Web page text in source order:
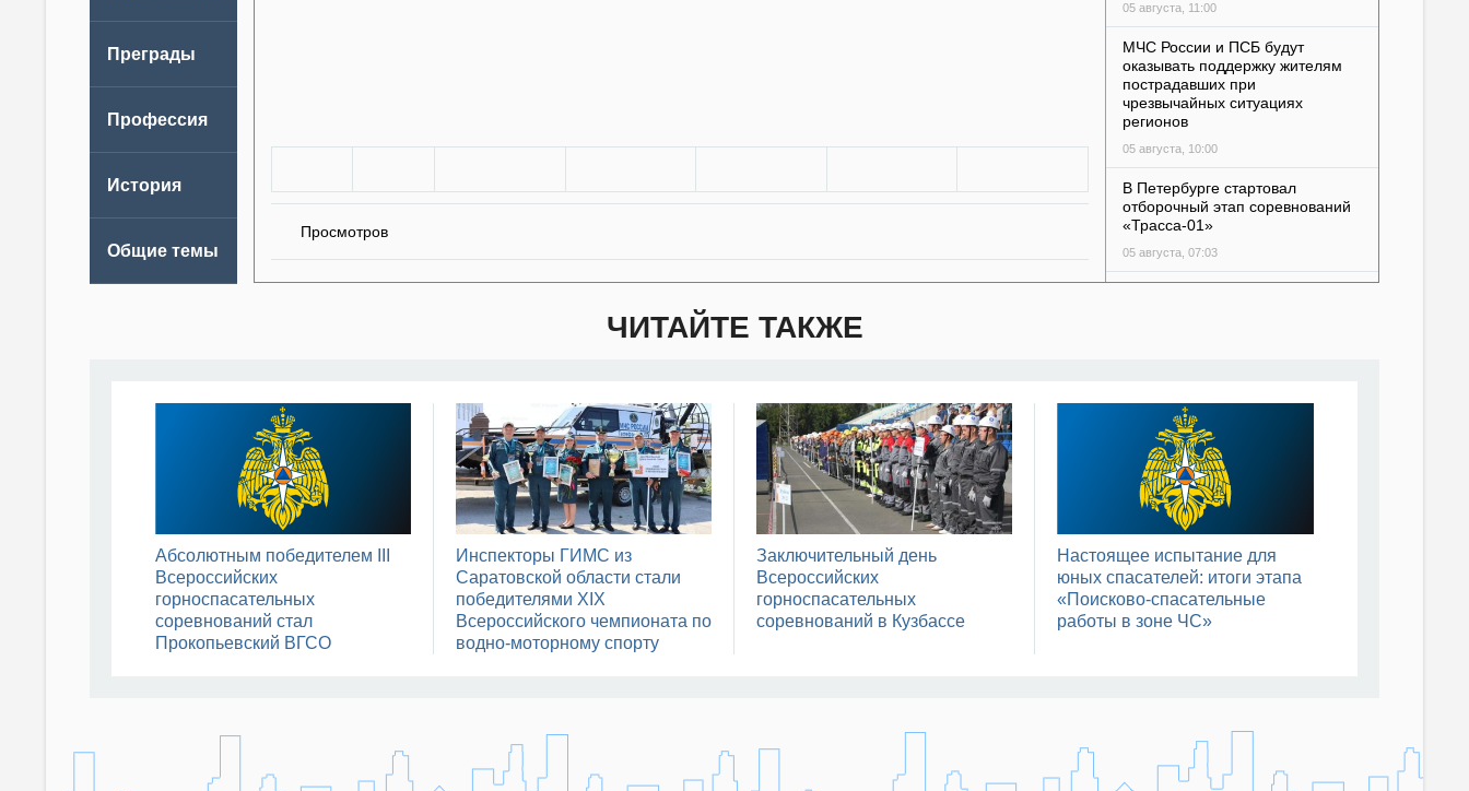
Просмотров
05 августа, 11:00
МЧС России и ПСБ будут
оказывать поддержку жителям
пострадавших при
чрезвычайных ситуациях
регионов
05 августа, 10:00
В Петербурге стартовал
отборочный этап соревнований
«Трасса-01»
05 августа, 07:03
Сборная команда
Всероссийской федерации
зимнего плавания участвует в
Кубке мира по зимнему
плаванию
04 августа, 16:04
Сотрудники МЧС России на СВО
наделены статусом ветеранов
боевых действий
Опрос по знаниям и навыкам
окaзания первой помощи
ЧИТАЙТЕ ТАКЖЕ
Абсолютным победителем III
Всероссийских
горноспасательных
соревнований стал
Прокопьевский ВГСО
Инспекторы ГИМС из
Саратовской области стали
победителями XIX
Всероссийского чемпионата по
водно-моторному спорту
Заключительный день
Всероссийских
горноспасательных
соревнований в Кузбассе
Настоящее испытание для
юных спасателей: итоги этапа
«Поисково-спасательные
работы в зоне ЧС»